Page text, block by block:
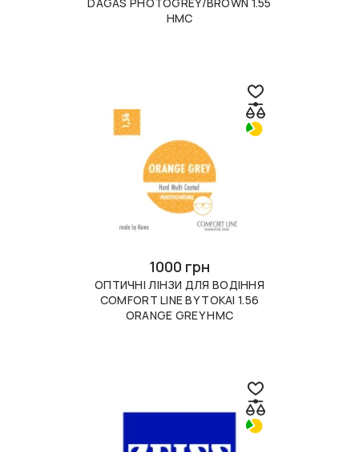
HMC
1000 грн
ОПТИЧНІ ЛІНЗИ ДЛЯ ВОДІННЯ
COMFORT LINE BY TOKAI 1.56
ORANGE GREY HMC